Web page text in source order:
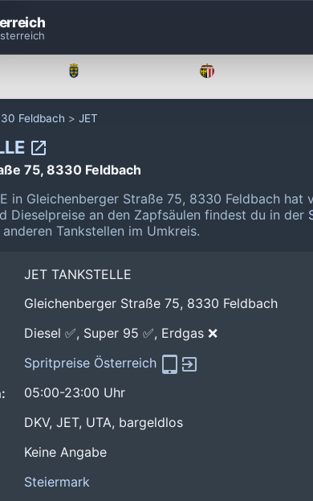
Feldbach JET
75, 8330 Feldbach
in Gleichenberger Straße 75, 8330 Feldbach
Dieselpreise an den Zapfsäulen findest du in der
Tankstellen im Umkreis.
JET TANKSTELLE
Gleichenberger Straße 75, 8330 Feldbach
Diesel ✅, Super 95 ✅, Erdgas ❌
Spritpreise Österreich
05:00-23:00 Uhr
DKV, JET, UTA, bargeldlos
Keine Angabe
Steiermark